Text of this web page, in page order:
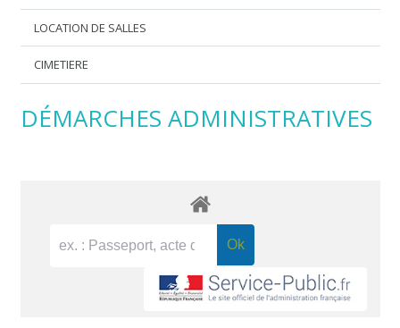
LOCATION DE SALLES
CIMETIERE
DÉMARCHES ADMINISTRATIVES